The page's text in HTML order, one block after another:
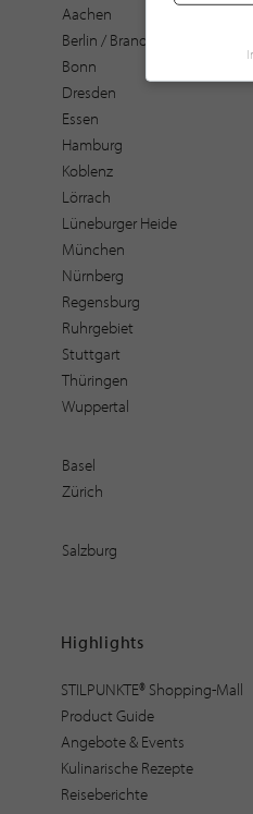
Aachen
Berlin / Brandenburg
Bonn
Dresden
Essen
Hamburg
Koblenz
Lörrach
Lüneburger Heide
München
Nürnberg
Regensburg
Ruhrgebiet
Stuttgart
Thüringen
Wuppertal
Basel
Zürich
Salzburg
Highlights
STILPUNKTE® Shopping-Mall
Product Guide
Angebote & Events
Kulinarische Rezepte
Reiseberichte